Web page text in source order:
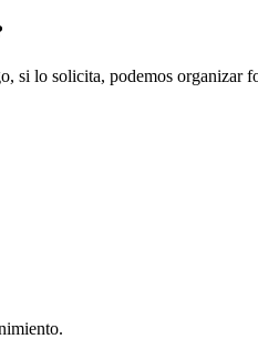
lo solicita, podemos organizar